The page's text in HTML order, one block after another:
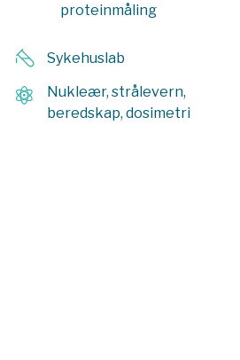
proteinmåling
Sykehuslab
Nukleær, strålevern,
beredskap, dosimetri